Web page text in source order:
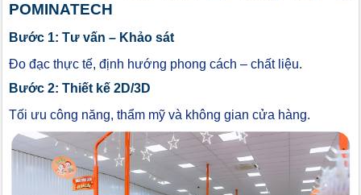
POMINATECH
Bước 1: Tư vấn – Khảo sát
Đo đạc thực tế, định hướng phong cách – chất liệu.
Bước 2: Thiết kế 2D/3D
Tối ưu công năng, thẩm mỹ và không gian cửa hàng.